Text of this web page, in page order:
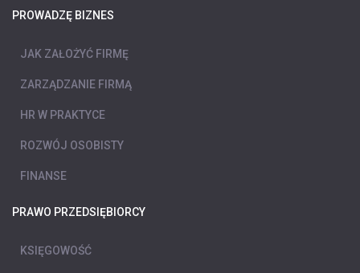
PROWADZĘ BIZNES
JAK ZAŁOŻYĆ FIRMĘ
ZARZĄDZANIE FIRMĄ
HR W PRAKTYCE
ROZWÓJ OSOBISTY
FINANSE
PRAWO PRZEDSIĘBIORCY
KSIĘGOWOŚĆ